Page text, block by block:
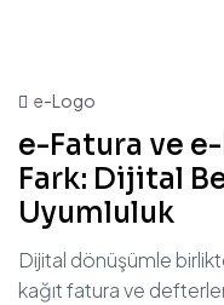
e-Logo
e-Fatura ve
Fark: Dijital
Uyumluluk
Dijital dönüşümle
kağıt fatura ve